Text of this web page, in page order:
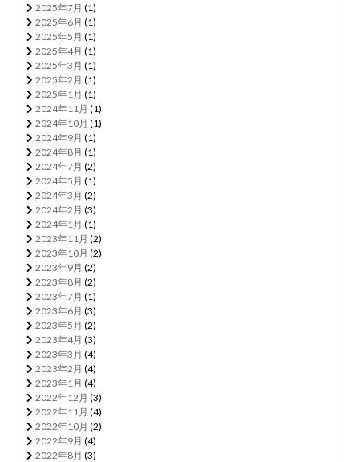
2025年7月 (1)
2025年6月 (1)
2025年5月 (1)
2025年4月 (1)
2025年3月 (1)
2025年2月 (1)
2025年1月 (1)
2024年11月 (1)
2024年10月 (1)
2024年9月 (1)
2024年8月 (1)
2024年7月 (2)
2024年5月 (1)
2024年3月 (2)
2024年2月 (3)
2024年1月 (1)
2023年11月 (2)
2023年10月 (2)
2023年9月 (2)
2023年8月 (2)
2023年7月 (1)
2023年6月 (3)
2023年5月 (2)
2023年4月 (3)
2023年3月 (4)
2023年2月 (4)
2023年1月 (4)
2022年12月 (3)
2022年11月 (4)
2022年10月 (2)
2022年9月 (4)
2022年8月 (3)